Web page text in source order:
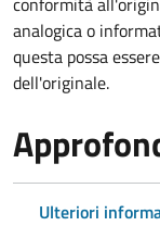
analogica o
questa possa
dell'originale.
Ulteriori